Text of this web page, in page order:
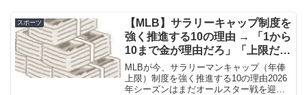
スポーツ
【MLB】サラリーキャップ制度を
強く推進する10の理由 → 「1から
10まで金が理由だろ」「上限だけ
じゃなくて下限の設定も必要だ」
MLBが今、サラリーマンキャップ（年俸
上限）制度を強く推進する10の理由2026
年シーズンはまだオールスター戦を迎え